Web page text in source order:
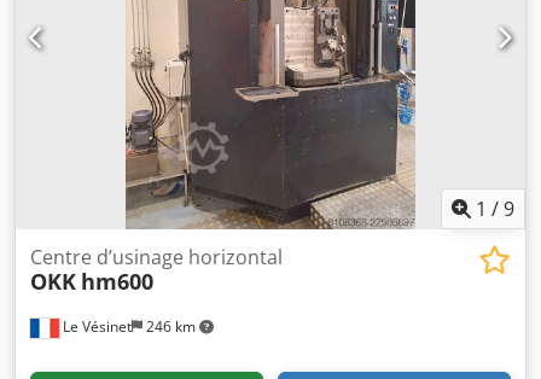
1 /9
Le Vésinet 246 km
Centre d’usinage horizontal
OKK hm600